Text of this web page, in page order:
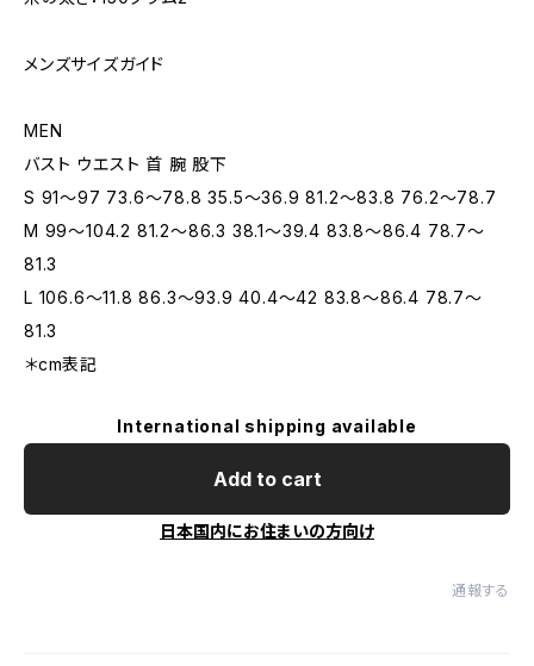
メンズサイズガイド
MEN
バスト ウエスト 首 腕 股下
S 91〜97 73.6〜78.8 35.5〜36.9 81.2〜83.8 76.2〜78.7
M 99〜104.2 81.2〜86.3 38.1〜39.4 83.8〜86.4 78.7〜
81.3
L 106.6〜11.8 86.3〜93.9 40.4〜42 83.8〜86.4 78.7〜
81.3
＊cm表記
International shipping available
Add to cart
日本国内にお住まいの方向け
通報する